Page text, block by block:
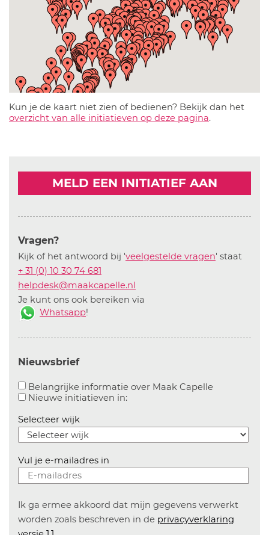
Kun je de kaart niet zien of bedienen? Bekijk dan het
overzicht van alle initiatieven op deze pagina.
MELD EEN INITIATIEF AAN
Vragen?
Kijk of het antwoord bij 'veelgestelde vragen' staat
+ 31 (0) 10 30 74 681
helpdesk@maakcapelle.nl
Je kunt ons ook bereiken via
Whatsapp!
Nieuwsbrief
Belangrijke informatie over Maak CapelleAanvinken
Nieuwe initiatieven in:Aanvinken om informatie over
Selecteer wijk
Vul je e-mailadres in
Ik ga ermee akkoord dat mijn gegevens verwerkt
worden zoals beschreven in de privacyverklaring